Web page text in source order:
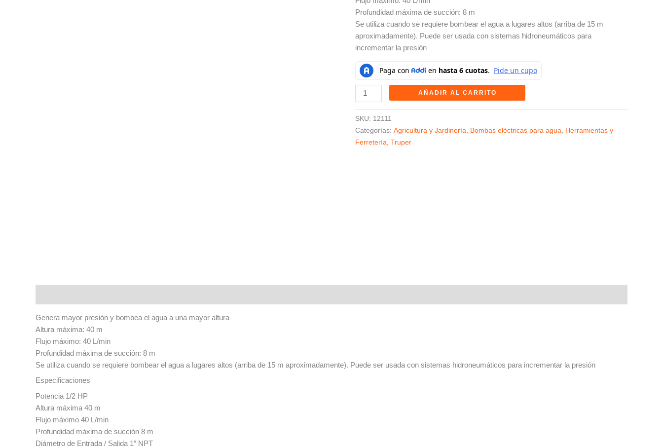
Profundidad máxima de succión: 8 m
Se utiliza cuando se requiere bombear el agua a lugares altos (arriba de 15 m
aproximadamente). Puede ser usada con sistemas hidroneumáticos para
incrementar la presión
AÑADIR AL CARRITO
SKU: 12111
Categorías: Agricultura y Jardinería, Bombas eléctricas para agua, Herramientas y
Ferretería, Truper
Genera mayor presión y bombea el agua a una mayor altura
Altura máxima: 40 m
Flujo máximo: 40 L/min
Profundidad máxima de succión: 8 m
Se utiliza cuando se requiere bombear el agua a lugares altos (arriba de 15 m aproximadamente). Puede ser usada con sistemas hidroneumáticos para incrementar la presión
Especificaciones
Potencia 1/2 HP
Altura máxima 40 m
Flujo máximo 40 L/min
Profundidad máxima de succión 8 m
Diámetro de Entrada / Salida 1″ NPT